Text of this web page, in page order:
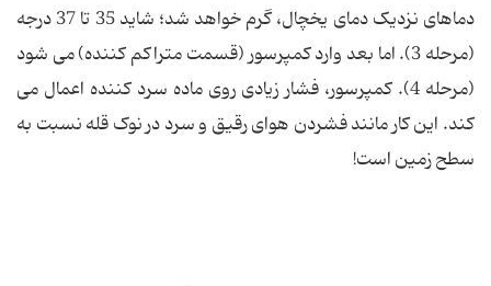
دماهای نزدیک دمای یخچال، گرم خواهد شد؛ شاید 35 تا 37 درجه
(مرحله 3). اما بعد وارد کمپرسور (قسمت متراکم کننده) می شود
(مرحله 4). کمپرسور، فشار زیادی روی ماده سرد کننده اعمال می
کند. این کار مانند فشردن هوای رقیق و سرد در نوک قله نسبت به
سطح زمین است!